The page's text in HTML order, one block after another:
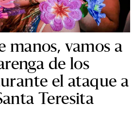
manos, vamos a
de los
el ataque a
Teresita